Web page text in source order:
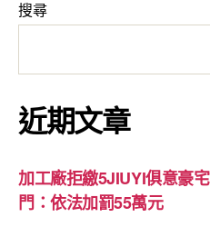
搜尋
近期文章
加工廠拒繳5JIUYI俱意豪
門：依法加罰55萬元